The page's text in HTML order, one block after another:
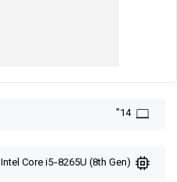
14"
Intel Core i5-8265U (8th Gen)